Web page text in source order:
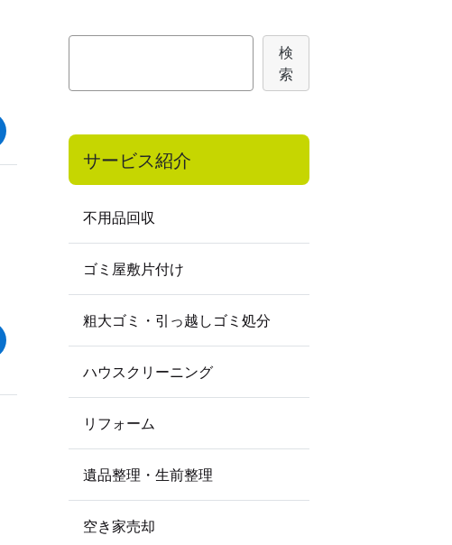
検
検
索
サービス紹介
不用品回収
ゴミ屋敷片付け
粗大ゴミ・引っ越しゴミ処分
ハウスクリーニング
リフォーム
遺品整理・生前整理
空き家売却